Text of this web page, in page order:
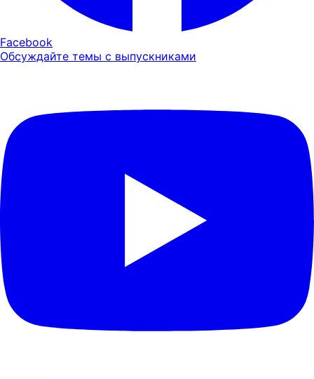
Facebook
Обсуждайте темы с выпускниками